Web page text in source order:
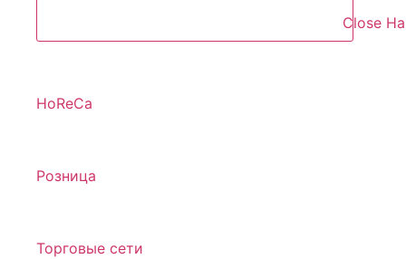
Close
HoReCa
Розница
Торговые сети